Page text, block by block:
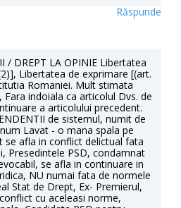
Răspunde
ocazie cu care v-am argumentat incorectitudinea dar si contarietatea reciproca a notiunilor alese de Dvs., articol in care ati afirmat “acum ne ocupam in continuare de treburi cu adevărat serioase. De moartea lui Condrea, de exem-plu,..” reveniti acum in alta forma, adica cu afirmatia “Spectacolul ”Moartea lui Condrea- Diluatorul” se joaca cu casa inchisa. S-au epuizat tichiile, mastile si biletele“. Totusi va contraziceti esential /in substnta, chiar in varianta Dvs., inacceptabila aici de PAMFLET. Pastrand “nota”, Dvs. reprezentati pe unul dintre cei care suntet si in posesia unui bilet dar si al recuzitelor mentionate. Dar NU aceasta este PROBLEMA, ci de faptul ca fiind vorba de O ANCETA de proportii si la cel mai inalt nivel, de interes National (Siguranta Nationala), totusi Dvs. doriti/vreti sa vorbiti de un “spectacol de teatru”, care trebuie sa aibe neaparat un DIRECTOR /MANAGER, iar spectacolul in sine, trebuie sa aibe un REGIZOR, despre care, tot Dvs., TACETI ! 4. Vorbiti de “casa inchisa”, dupa care va referiti la “Episodul de joi, asteptat mai ceva ca invierea lui Jon Snow. “. Fara indoiala ca protagonistul rolului la care vreti sa va referiti, Kit Harington, NU isi poate imagina ca persoana sa, va fi asociata de Dvs., unui SCANDAL de coruptie institutionalizata in Romania. Dar NU aceasta este PROBLEMA, ci faptul ca asociarea Dvs. este vizibil FORTATA, si anume din tendinta Dvs. de RUTINA: alergarea continua dupa ceva SENZATIONAL, care insa induce DEZINFORMARE/ MANIPULARE, mai ales ca, sunt sigura ca stiti, Jon Snow, in filmul "Game of Thrones" fiul bastard al lui Ned Stark, a fost asasinat intr-un moment care aduce aminte de asasinarea lui Iulius Cezar, iar Kit Harington a declarat oficial “sunt mort, mort, mort” ! 5. In articolul anterior, in format concluzie, ati afirmat: “Romanul crede in conspirații.”, iar acum (articolul de mai sus) veniti cu o noua varianta, tot in format concluzie: ” Pentru ca, serios acum, cit o fi romanul de conspirationist de la natura, fosta nevasta i-a dat clasa.”. CE formulare ! PE CE va bazati ? Ce argumente aveti ? Cum va permiteti sa incadrati femeia deja realmente EXASPERATA, in variantele Dvs. de alergatoare dupa sensational ! Intrebati pe Dl. Blaga: are de gand sa apeleze la Justitie pentru lamurirea gravelor acuze publice? Pentru ca tot Dvs., in acelasi “stil Andreea Pora” afirmati imperativ. “Nenorocitul !”. Va sunt cunoscute asemenea expresii folosite in Germania de publicatii serioase ? Sunt sigur ca NU! DE CE faceti Dvs. exceptie, desi sunteti in GDS ? 6. “Una peste alta, scenariul a scapat din haturi si cu greu i se mai poate face damage control.”. Din nou, adica din rutina, induceti notiuni, al caror sens, ori NI il stapaniti, ori NU il cunosteti in substanta necesara, dar care se afla in inacceptabila contradictie cu alti termini din aceeaiasi, dorita de Dvs ., fraza ! Damage control se refera precis la “measures taken to offset or minimize damage to reputation, credibility, or public image caused by a controversial act, remark, or revelation” adica, - masurile luate pentru a compensa sau de a minimiza deteriorarea reputatiei, credibilitatea, sau imaginea publica cauzata de un controversat act, remarca, sau prin revelație. Expresia in sine se foloseste „atunci cand companiile sau organizatiile incearca sa limiteze pierderile si sa ii gaseasca o parte pozitiva unei situaţii care parea initial fara scapare. La origine, “damage control” vine din lumea marinei si se referă la gestionarea momentelor ce pot ducea la scufundarea unei nave”. Ca atare : daca “situatia a scapat de sub control” , continuarea aleasa de Dvs. “nu se mai poate face un damage control” , in afara de faptul ca damage control” contine in sine verbul `a face’, adica aici este vorba de un evidet PLEONASM indus de Dvs., adica, daca `a scapat de sub control ’, cum se mai poate un damage control, adica “un control al avariilor, in sensul stiintific al notiunii ? Este un PARADOX ! NICI nu vetinti cu precizarea cine ar putea/ trebui sa se se ocupe de acest “damage control” ! 7. Formularea Dvs. “presarii din falanga portofel..”, probabil ca apartine unei expresii folosite in Romania, pe care personal, trebuie s-o spun, NU o cunosc. Stiu insa precis, cand se poate intrebuinta notiunea de “presari” si mai stiu ca FALANGA se refera la “fiecare dintre oasele mici, alungite, care alcătuiesc scheletul degetelor. Grupare politică paramilitară de tip fascist. Un fel de sul de lemn de care se legau, in regimul feudal, picioarele celor condamnați să fie bătuti la talpi”. Ce relatie ati gasit Dvs. in contextual articolului si al titlului ales, apare ca o formulare, care pana la momentul transmiterii textului de fata, NU a fost comentata, de nici un fel ! 8. Afirmatia Dvs.: “Dupa aparitia televizata a fostei doamne Condrea, sper ca nu si ultima, la spectacol nu vor mai fi primiti decit nebunii, agentii, penalii si politicienii.” , este realmente ridicola, deoarece, pe deoparte, denota o INCRIMINARE a unei femei trecuta prin indelungata si mare suferinta, adica, NU sunteti DELOC indreptatita la asemenea ACIDE ironii, ca sa nu spun real zeflemism, care imping spre obiceiuri de periferie, ca sa nu spun mahalagisme, pe de alta parte, daca deja ati afirmat “se joaca cu casa inchisa”, exista totusi exceptii pentru categoriile numite precis/ selectate de Dvs. (nebunii, agentii, penalii si politicienii.”) ? Revista 22 este o varianta moderna – democrata - la “URZICA” ? 9. Afirmatia Dvs. “Speranta e ca macar institutiile statului sa fi r